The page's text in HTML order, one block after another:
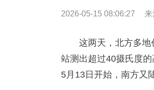
2026-05-15 08:06:27 来
这两天，北方多
站测出超过40摄氏度
5月13日开始，南方又